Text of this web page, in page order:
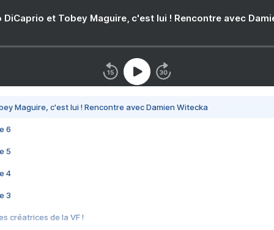
DiCaprio et Tobey Maguire, c'est lui ! Rencontre avec
Maguire, c'est lui ! Rencontre avec Damien Witecka
6
5
4
3
créatrices de la VF !